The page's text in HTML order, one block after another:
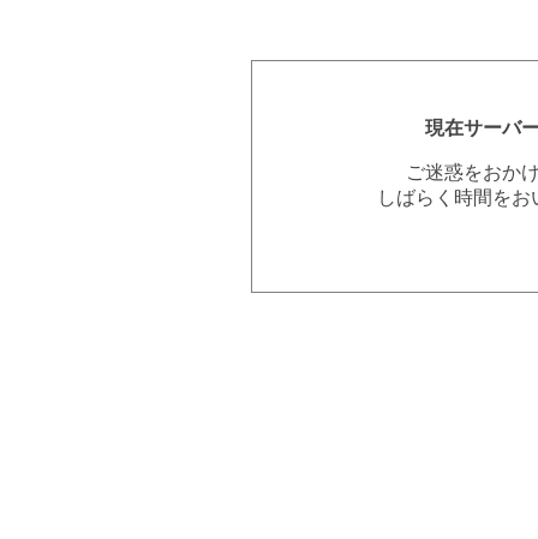
現在サーバ
ご迷惑をおか
しばらく時間を